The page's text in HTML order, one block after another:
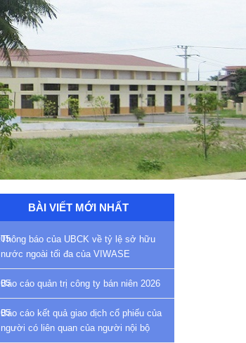
BÀI VIẾT MỚI NHẤT
Thông báo của UBCK về tỷ lệ sở hữu
nước ngoài tối đa của VIWASE
Báo cáo quản trị công ty bán niên 2026
Báo cáo kết quả giao dịch cổ phiếu của
người có liên quan của người nội bộ